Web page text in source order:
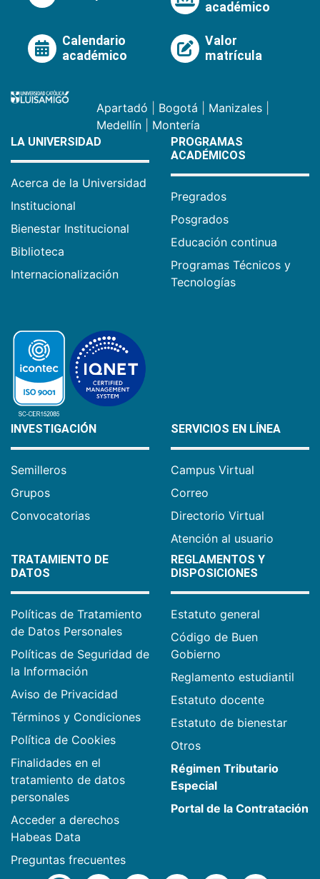
académico
Calendario
académico
Valor
matrícula
Apartadó Bogotá Manizales
Medellín
Montería
LA UNIVERSIDAD
Acerca de la Universidad
Institucional
Bienestar Institucional
Biblioteca
Internacionalización
PROGRAMAS
ACADÉMICOS
Pregrados
Posgrados
Educación continua
Programas Técnicos y
Tecnologías
INVESTIGACIÓN
Semilleros
Grupos
Convocatorias
SERVICIOS EN LÍNEA
Campus Virtual
Correo
Directorio Virtual
Atención al usuario
TRATAMIENTO DE
DATOS
Políticas de Tratamiento
de Datos Personales
Políticas de Seguridad de
la Información
Aviso de Privacidad
Términos y Condiciones
Política de Cookies
Finalidades en el
tratamiento de datos
personales
Acceder a derechos
Habeas Data
Preguntas frecuentes
REGLAMENTOS Y
DISPOSICIONES
Estatuto general
Código de Buen
Gobierno
Reglamento estudiantil
Estatuto docente
Estatuto de bienestar
Otros
Régimen Tributario
Especial
Portal de la Contratación